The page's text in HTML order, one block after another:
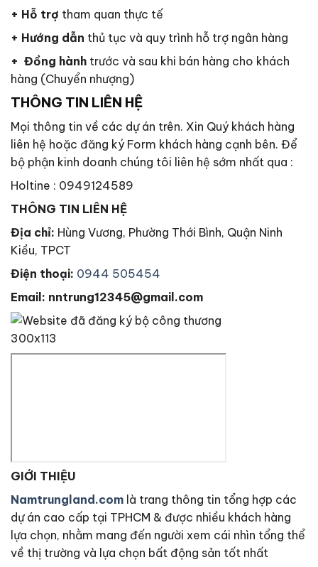
+ Hỗ trợ tham quan thực tế
+ Hướng dẫn thủ tục và quy trình hỗ trợ ngân hàng
+ Đồng hành trước và sau khi bán hàng cho khách
hàng (Chuyển nhượng)
THÔNG TIN LIÊN HỆ
Mọi thông tin về các dự án trên. Xin Quý khách hàng
liên hệ hoặc đăng ký Form khách hàng cạnh bên. Để
bộ phận kinh doanh chúng tôi liên hệ sớm nhất qua :
Holtine : 0949124589
THÔNG TIN LIÊN HỆ
Địa chỉ: Hùng Vương, Phường Thới Bình, Quận Ninh
Kiều, TPCT
Điện thoại: 0944 505454
Email: nntrung12345@gmail.com
GIỚI THIỆU
Namtrungland.com là trang thông tin tổng hợp các
dự án cao cấp tại TPHCM & được nhiều khách hàng
lựa chọn, nhằm mang đến người xem cái nhìn tổng thể
về thị trường và lựa chọn bất động sản tốt nhất